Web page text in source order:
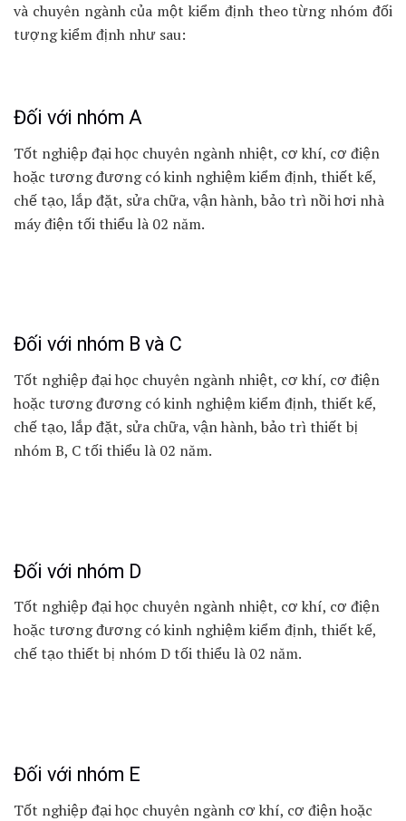
và chuyên ngành của một kiểm định theo từng nhóm đối
tượng kiểm định như sau:
Đối với nhóm A
Tốt nghiệp đại học chuyên ngành nhiệt, cơ khí, cơ điện
hoặc tương đương có kinh nghiệm kiểm định, thiết kế,
chế tạo, lắp đặt, sửa chữa, vận hành, bảo trì nồi hơi nhà
máy điện tối thiểu là 02 năm.
Đối với nhóm B và C
Tốt nghiệp đại học chuyên ngành nhiệt, cơ khí, cơ điện
hoặc tương đương có kinh nghiệm kiểm định, thiết kế,
chế tạo, lắp đặt, sửa chữa, vận hành, bảo trì thiết bị
nhóm B, C tối thiểu là 02 năm.
Đối với nhóm D
Tốt nghiệp đại học chuyên ngành nhiệt, cơ khí, cơ điện
hoặc tương đương có kinh nghiệm kiểm định, thiết kế,
chế tạo thiết bị nhóm D tối thiểu là 02 năm.
Đối với nhóm E
Tốt nghiệp đại học chuyên ngành cơ khí, cơ điện hoặc